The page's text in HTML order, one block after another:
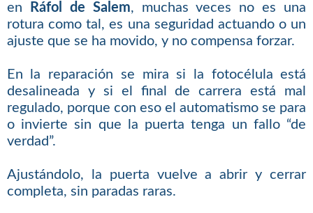
en
Ráfol de Salem, muchas veces no es una
rotura como tal, es una seguridad actuando o un
ajuste que se ha movido, y no compensa forzar.
En la reparación se mira si la fotocélula está
desalineada y si el final de carrera está mal
regulado, porque con eso el automatismo se para
o invierte sin que la puerta tenga un fallo “de
verdad”.
Ajustándolo, la puerta vuelve a abrir y cerrar
completa, sin paradas raras.